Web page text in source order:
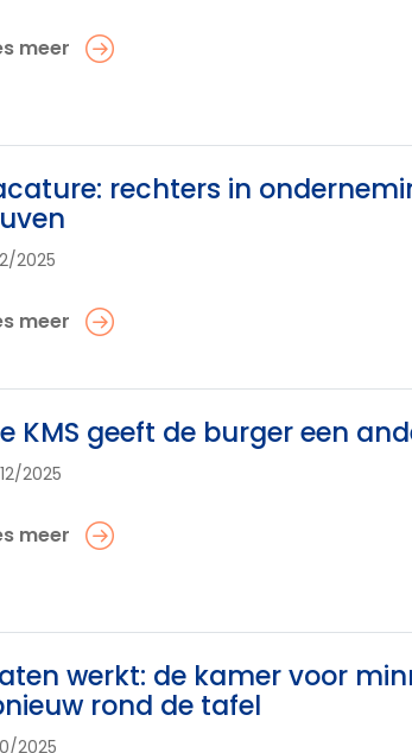
meer
rechters in
2025
meer
KMS geeft de burger een
2025
meer
werkt: de kamer voor
rond de tafel
2025